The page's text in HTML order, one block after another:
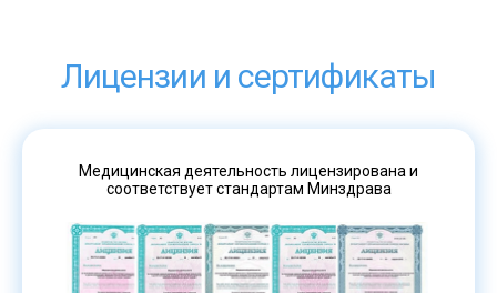
Лицензии и сертификаты
Медицинская деятельность лицензирована и
соответствует стандартам Минздрава